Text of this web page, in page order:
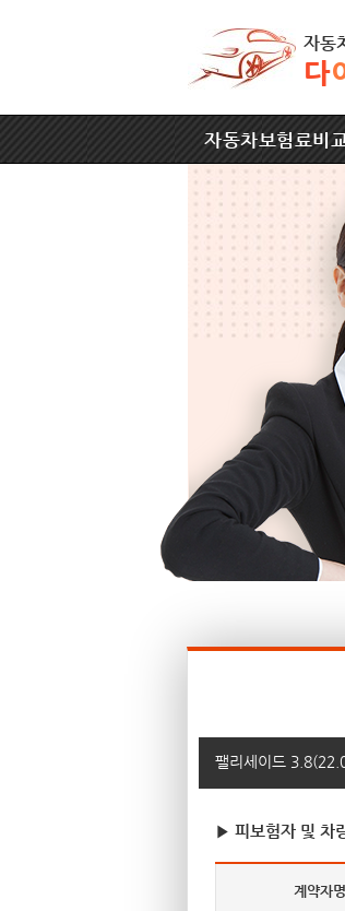
자동
다
자동차보험료비
팰리세이드
▶ 피보험자 및 차
계약자명